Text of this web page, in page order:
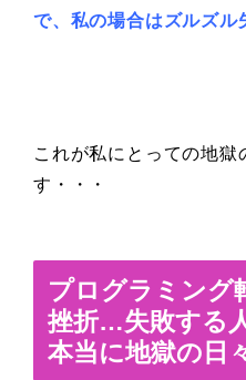
で、私の場合はズルズル
これが私にとっての地獄
す・・・
プログラミング
挫折…失敗する
本当に地獄の日